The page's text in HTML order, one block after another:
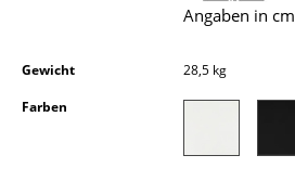
Kleinaufbewahrung
Einzelteile
... alle Aufbewahrungsmöbel
Angaben in cm
Gewicht
28,5 kg
Farben